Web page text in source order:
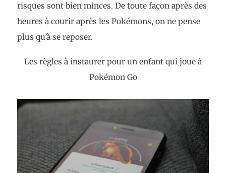
risques sont bien minces. De toute façon après des
heures à courir après les Pokémons, on ne pense
plus qu’à se reposer.
Les règles à instaurer pour un enfant qui joue à
Pokémon Go